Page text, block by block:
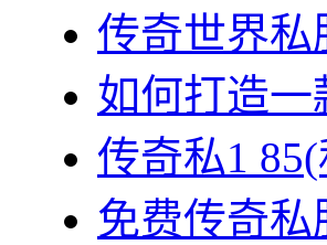
传奇世界私
如何打造一
传奇私1
免费传奇私